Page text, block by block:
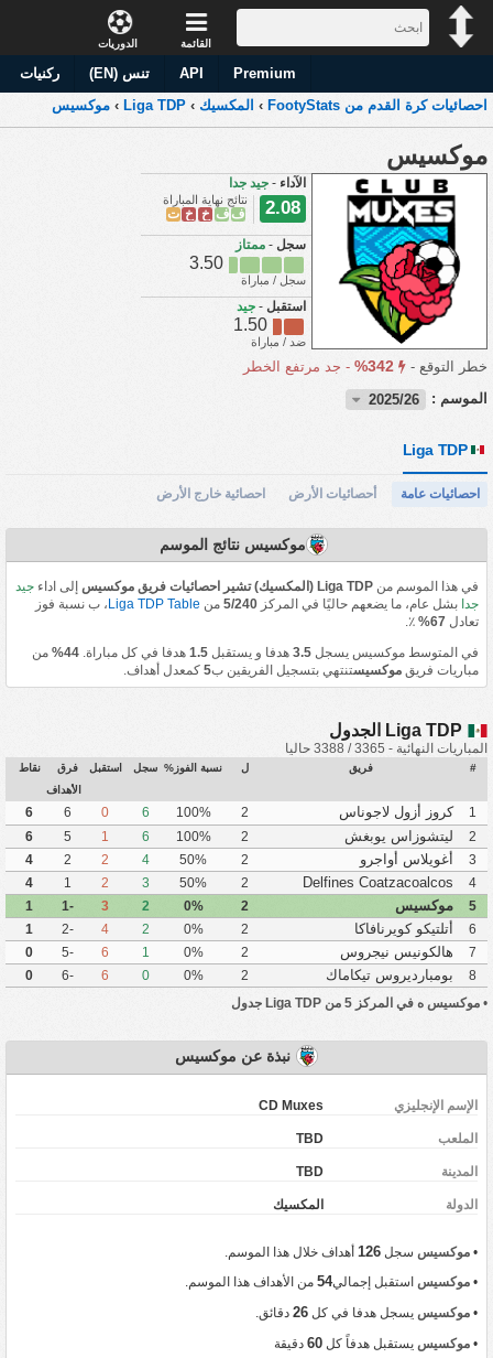
الدوريات القائمة
ركنيات تنس (EN) API
Premium
احصائيات كرة القدم من FootyStats
› المكسيك ›
Liga TDP
› موكسيس
موكسيس
الآداء - جيد جدا
2.08 نتائج نهاية المباراة
ف ف خ خ ت
سجل - ممتاز
3.50
سجل / مباراة
استقبل - جيد
1.50
ضد / مباراة
خطر التوقع - 342%
- جد مرتفع الخطر
الموسم :
2025/26
Liga TDP
احصائيات عامة أحصائيات الأرض احصائية خارج الأرض
موكسيس نتائج الموسم
في هذا الموسم منLiga TDP (المكسيك) تشير احصائيات فريق موكسيس إلى اداءجيد
جدا
بشل عام، ما يضعهم حاليًا في المركز5/240 من Liga TDP Table ، ب نسبة فوز
تعادل67% ٪.
في المتوسط موكسيس يسجل3.5 هدفا و يستقبل1.5 هدفا في كل مباراة.44%
من
مباريات فريقموكسيستنتهي بتسجيل الفريقين ب5 كمعدل أهداف.
Liga TDP الجدول
المباريات النهائية - 3365 / 3388 حاليا
# فريق ل نسبة الفوز% سجل استقبل
فرق
الأهداف
نقاط
1 كروز أزول لاجوناس 2
100%
6
0
6
6
2
ليتشوزاس يوبغش 2
100%
6
1
5
6
3
أغويلاس أواجرو 2
50%
4
2
2
4
4
2
50%
3
2
1
4
5
موكسيس 2
0%
2
3
-1
1
6
أتلتيكو كويرنافاكا 2
0%
2
4
-2
1
7
هالكونيس نيجروس 2
0%
1
6
-5
0
8
بومبارديروس تيكاماك 2
0%
0
6
-6
0
• موكسيس ه في المركز 5 من Liga TDP جدول
نبذة عن موكسيس
الإسم الإنجليزي CD Muxes
الملعب TBD
المدينة TBD
‏الدولة المكسيك
• موكسيس سجل 126 أهداف خلال هذا الموسم.
• موكسيس استقبل إجمالي54من الأهداف هذا الموسم.
• موكسيس يسجل هدفا في كل 26دقائق.
• موكسيس يستقبل هدفاً كل 60دقيقة